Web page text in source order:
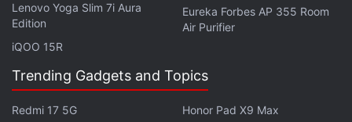
pic.twitter.com/WAGbFoSUQh
— Raj Prabhakar (@RajPrab34592719)
December 17, 2021
Lenovo Yoga Slim 7i Aura
Edition
iQOO 15R
Eureka Forbes AP 355 Room
Air Purifier
Trending Gadgets and Topics
Redmi 17 5G
Honor Pad X9 Max